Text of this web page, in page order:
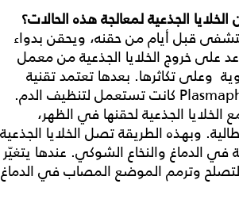
الجذعية لمعالجة هذه الحالات؟
قبل أيام من حقنه، ويحقن بدواء
على خروج الخلايا الجذعية من معمل
وعلى تكاثرها. بعدها تعتمد تقنية
خاصة اسمها Plasmapheresis كانت تستعمل لتنظيف الدم.
الجذعية لحقنها في الظهر،
وبهذه الطريقة تصل الخلايا الجذعية
في الدماغ والنخاع الشوكي. عندها يتغيّر
لتصلح وترمم الموضع المصاب في الدماغ